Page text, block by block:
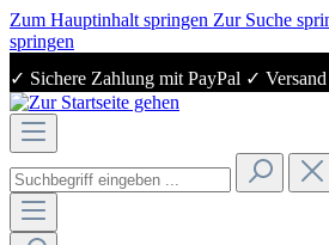
Zum Hauptinhalt springen Zur Suche
springen
✓ Sichere Zahlung mit PayPal ✓ Versand